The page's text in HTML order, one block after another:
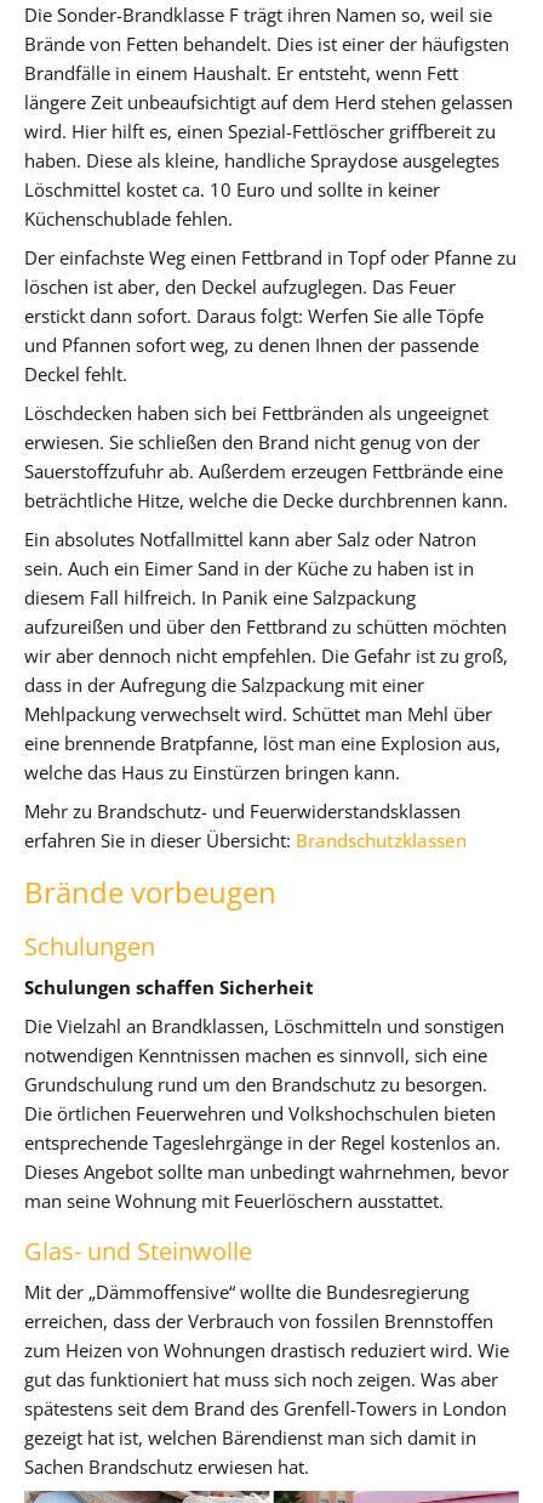
Die Sonder-Brandklasse F trägt ihren Namen so, weil sie
Brände von Fetten behandelt. Dies ist einer der häufigsten
Brandfälle in einem Haushalt. Er entsteht, wenn Fett
längere Zeit unbeaufsichtigt auf dem Herd stehen gelassen
wird. Hier hilft es, einen Spezial-Fettlöscher griffbereit zu
haben. Diese als kleine, handliche Spraydose ausgelegtes
Löschmittel kostet ca. 10 Euro und sollte in keiner
Küchenschublade fehlen.
Der einfachste Weg einen Fettbrand in Topf oder Pfanne zu
löschen ist aber, den Deckel aufzuglegen. Das Feuer
erstickt dann sofort. Daraus folgt: Werfen Sie alle Töpfe
und Pfannen sofort weg, zu denen Ihnen der passende
Deckel fehlt.
Löschdecken haben sich bei Fettbränden als ungeeignet
erwiesen. Sie schließen den Brand nicht genug von der
Sauerstoffzufuhr ab. Außerdem erzeugen Fettbrände eine
beträchtliche Hitze, welche die Decke durchbrennen kann.
Ein absolutes Notfallmittel kann aber Salz oder Natron
sein. Auch ein Eimer Sand in der Küche zu haben ist in
diesem Fall hilfreich. In Panik eine Salzpackung
aufzureißen und über den Fettbrand zu schütten möchten
wir aber dennoch nicht empfehlen. Die Gefahr ist zu groß,
dass in der Aufregung die Salzpackung mit einer
Mehlpackung verwechselt wird. Schüttet man Mehl über
eine brennende Bratpfanne, löst man eine Explosion aus,
welche das Haus zu Einstürzen bringen kann.
Mehr zu Brandschutz- und Feuerwiderstandsklassen
erfahren Sie in dieser Übersicht: Brandschutzklassen
Brände vorbeugen
Schulungen
Schulungen schaffen Sicherheit
Die Vielzahl an Brandklassen, Löschmitteln und sonstigen
notwendigen Kenntnissen machen es sinnvoll, sich eine
Grundschulung rund um den Brandschutz zu besorgen.
Die örtlichen Feuerwehren und Volkshochschulen bieten
entsprechende Tageslehrgänge in der Regel kostenlos an.
Dieses Angebot sollte man unbedingt wahrnehmen, bevor
man seine Wohnung mit Feuerlöschern ausstattet.
Glas- und Steinwolle
Mit der „Dämmoffensive“ wollte die Bundesregierung
erreichen, dass der Verbrauch von fossilen Brennstoffen
zum Heizen von Wohnungen drastisch reduziert wird. Wie
gut das funktioniert hat muss sich noch zeigen. Was aber
spätestens seit dem Brand des Grenfell-Towers in London
gezeigt hat ist, welchen Bärendienst man sich damit in
Sachen Brandschutz erwiesen hat.